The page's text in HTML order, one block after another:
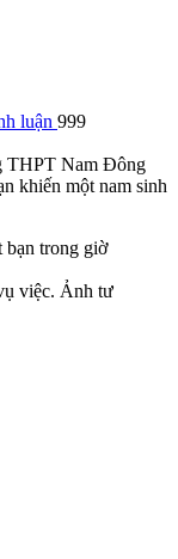
luận 999
THPT Nam Đông
khiến một nam sinh
việc. Ảnh tư